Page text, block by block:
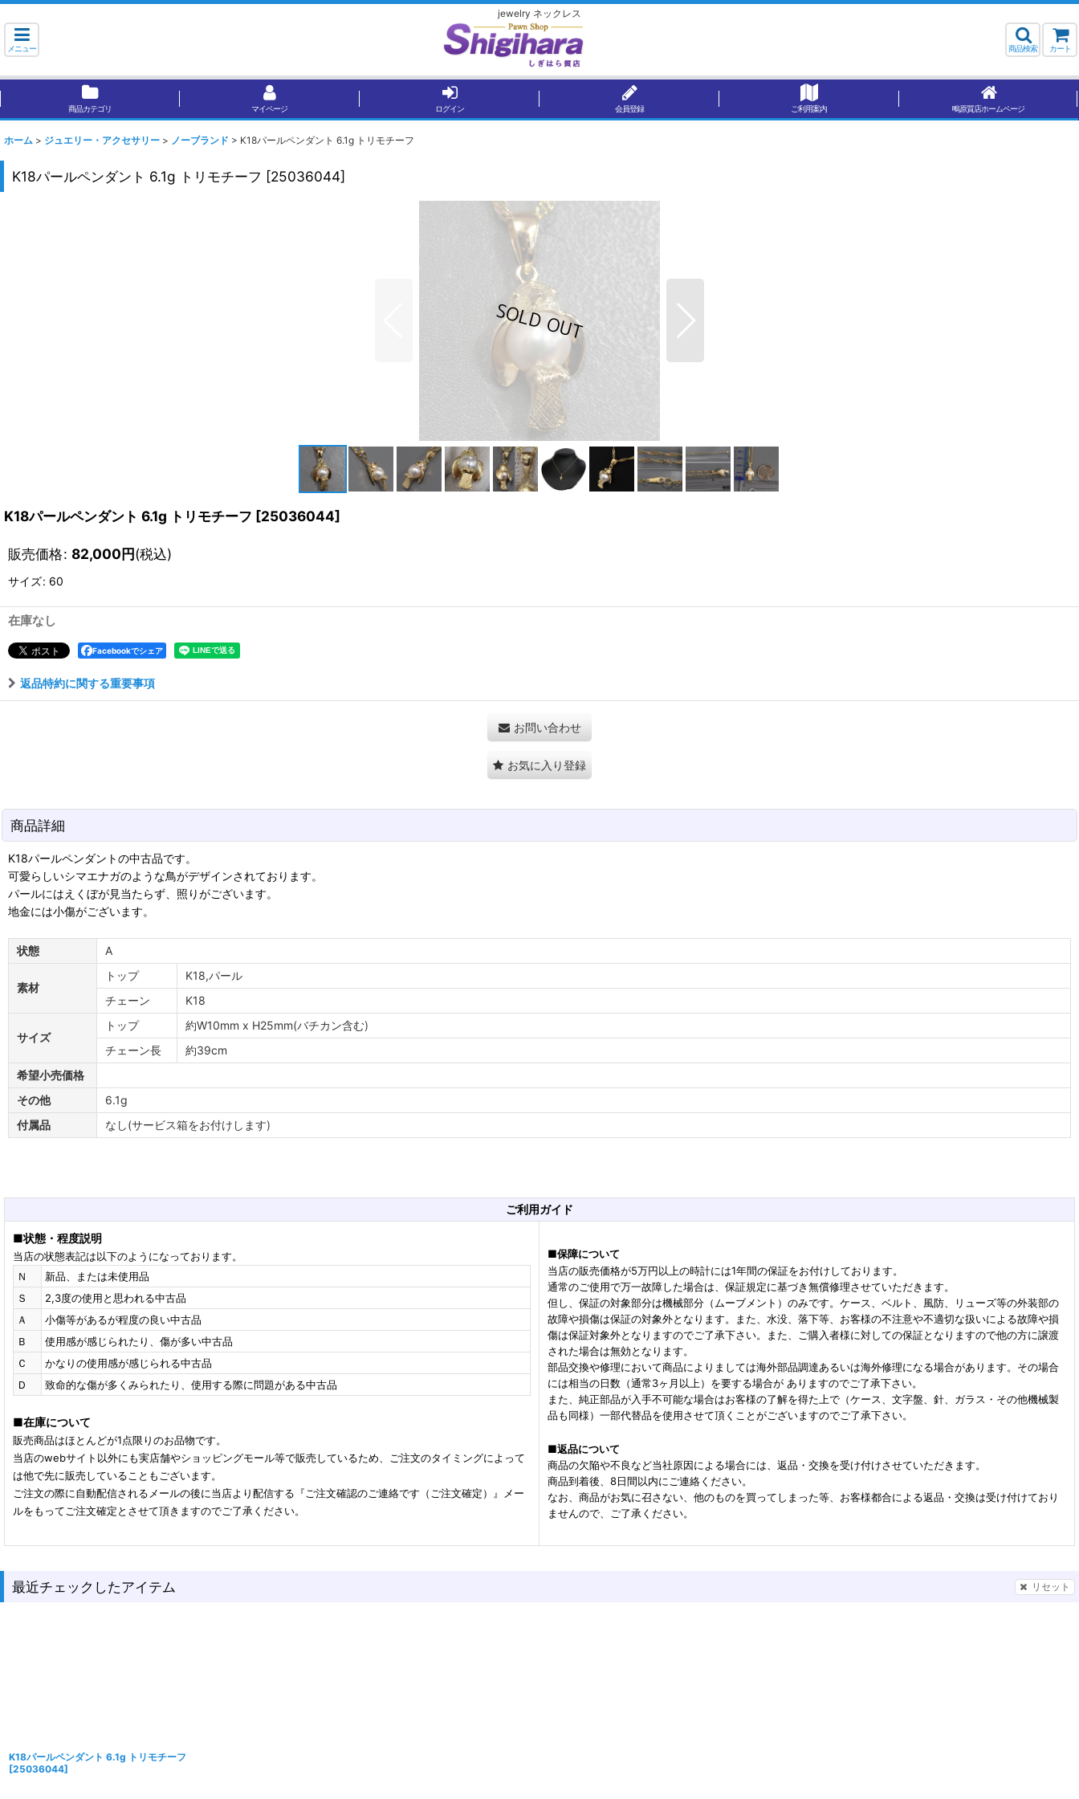
jewelry ネックレス
メニュー 商品検索 カート
商品カテゴリ マイページ ログイン 会員登録 ご利用案内 鴫原質店ホームページ
ホーム > ジュエリー・アクセサリー > ノーブランド > K18パールペンダント 6.1g トリモチーフ
K18パールペンダント 6.1g トリモチーフ [25036044]
K18パールペンダント 6.1g トリモチーフ [25036044]
販売価格: 82,000円(税込)
サイズ: 60
在庫なし
Facebookでシェア
返品特約に関する重要事項
お問い合わせ
お気に入り登録
商品詳細
K18パールペンダントの中古品です。
可愛らしいシマエナガのような鳥がデザインされております。
パールにはえくぼが見当たらず、照りがございます。
地金には小傷がございます。
状態 A
素材
トップ
K18,パール
チェーン
K18
サイズ
トップ
約W10mm x H25mm(バチカン含む)
チェーン長
約39cm
希望小売価格
その他
6.1g
付属品
なし(サービス箱をお付けします)
ご利用ガイド
■状態・程度説明
当店の状態表記は以下のようになっております。
Ｎ
新品、または未使用品
Ｓ
2,3度の使用と思われる中古品
Ａ
小傷等があるが程度の良い中古品
Ｂ
使用感が感じられたり、傷が多い中古品
Ｃ
かなりの使用感が感じられる中古品
Ｄ
致命的な傷が多くみられたり、使用する際に問題がある中古品
■在庫について
販売商品はほとんどが1点限りのお品物です。
当店のwebサイト以外にも実店舗やショッピングモール等で販売しているため、ご注文のタイミングによって
は他で先に販売していることもございます。
ご注文の際に自動配信されるメールの後に当店より配信する『ご注文確認のご連絡です（ご注文確定）』メー
ルをもってご注文確定とさせて頂きますのでご了承ください。
■保障について
当店の販売価格が5万円以上の時計には1年間の保証をお付けしております。
通常のご使用で万一故障した場合は、保証規定に基づき無償修理させていただきます。
但し、保証の対象部分は機械部分（ムーブメント）のみです。ケース、ベルト、風防、リューズ等の外装部の
故障や損傷は保証の対象外となります。また、水没、落下等、お客様の不注意や不適切な扱いによる故障や損
傷は保証対象外となりますのでご了承下さい。また、ご購入者様に対しての保証となりますので他の方に譲渡
された場合は無効となります。
部品交換や修理において商品によりましては海外部品調達あるいは海外修理になる場合があります。その場合
には相当の日数（通常3ヶ月以上）を要する場合が ありますのでご了承下さい。
また、純正部品が入手不可能な場合はお客様の了解を得た上で（ケース、文字盤、針、ガラス・その他機械製
品も同様）一部代替品を使用させて頂くことがございますのでご了承下さい。
■返品について
商品の欠陥や不良など当社原因による場合には、返品・交換を受け付けさせていただきます。
商品到着後、8日間以内にご連絡ください。
なお、商品がお気に召さない、他のものを買ってしまった等、お客様都合による返品・交換は受け付けており
ませんので、ご了承ください。
最近チェックしたアイテム リセット
K18パールペンダント 6.1g トリモチーフ
[25036044]